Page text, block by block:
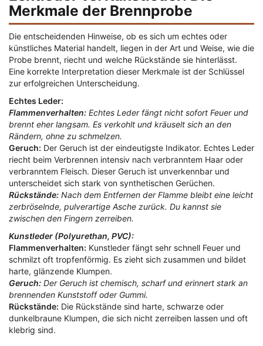
Merkmale der Brennprobe
Die entscheidenden Hinweise, ob es sich um echtes oder
künstliches Material handelt, liegen in der Art und Weise, wie die
Probe brennt, riecht und welche Rückstände sie hinterlässt.
Eine korrekte Interpretation dieser Merkmale ist der Schlüssel
zur erfolgreichen Unterscheidung.
Echtes Leder:
Flammenverhalten: Echtes Leder fängt nicht sofort Feuer und
brennt eher langsam. Es verkohlt und kräuselt sich an den
Rändern, ohne zu schmelzen.
Geruch: Der Geruch ist der eindeutigste Indikator. Echtes Leder
riecht beim Verbrennen intensiv nach verbranntem Haar oder
verbranntem Fleisch. Dieser Geruch ist unverkennbar und
unterscheidet sich stark von synthetischen Gerüchen.
Rückstände: Nach dem Entfernen der Flamme bleibt eine leicht
zerbröselnde, pulverartige Asche zurück. Du kannst sie
zwischen den Fingern zerreiben.
Kunstleder (Polyurethan, PVC):
Flammenverhalten: Kunstleder fängt sehr schnell Feuer und
schmilzt oft tropfenförmig. Es zieht sich zusammen und bildet
harte, glänzende Klumpen.
Geruch: Der Geruch ist chemisch, scharf und erinnert stark an
brennenden Kunststoff oder Gummi.
Rückstände: Die Rückstände sind harte, schwarze oder
dunkelbraune Klumpen, die sich nicht zerreiben lassen und oft
klebrig sind.